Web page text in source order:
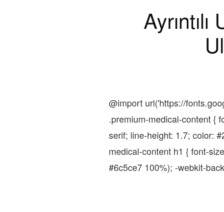
@import url('https://
.premium-medical-content {
serif; line-height: 1.7; color:
medical-content h1 { font-
#6c5ce7 100%); -webkit-